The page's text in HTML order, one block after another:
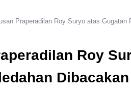
Praperadilan Roy Suryo atas Gugatan
Roy